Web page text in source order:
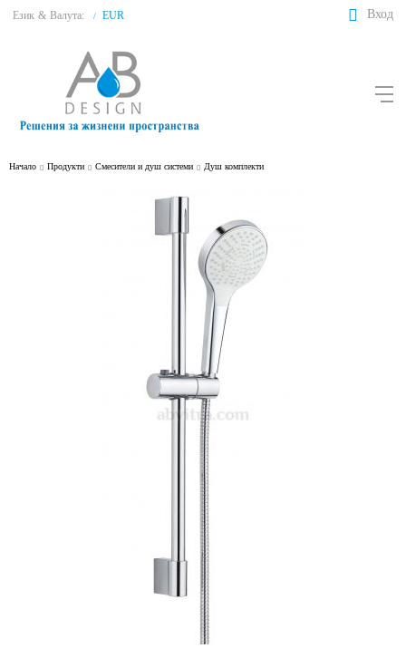
Език & Валута: / EUR Вход
Начало Продукти Смесители и душ системи Душ комплекти